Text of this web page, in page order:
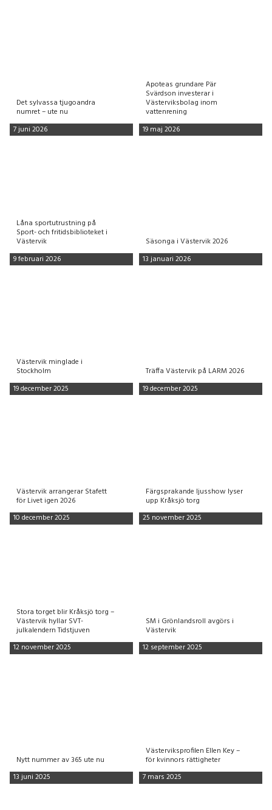
Det sylvassa tjugoandra
numret – ute nu
7 juni 2026
Apoteas grundare Pär
Svärdson investerar i
Västerviksbolag inom
vattenrening
19 maj 2026
Låna sportutrustning på
Sport- och fritidsbiblioteket i
Västervik
9 februari 2026
Säsonga i Västervik 2026
13 januari 2026
Västervik minglade i
Stockholm
19 december 2025
Träffa Västervik på LARM 2026
19 december 2025
Västervik arrangerar Stafett
för Livet igen 2026
10 december 2025
Färgsprakande ljusshow lyser
upp Kråksjö torg
25 november 2025
Stora torget blir Kråksjö torg –
Västervik hyllar SVT-
julkalendern Tidstjuven
12 november 2025
SM i Grönlandsroll avgörs i
Västervik
12 september 2025
Nytt nummer av 365 ute nu
13 juni 2025
Västerviksprofilen Ellen Key –
för kvinnors rättigheter
7 mars 2025